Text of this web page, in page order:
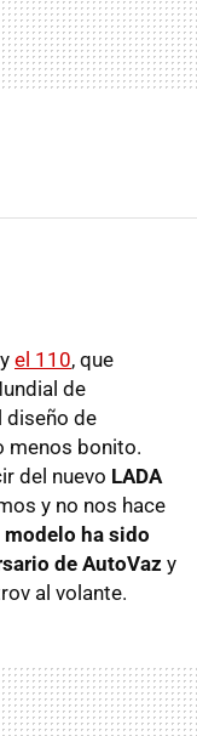
y el 110, que
de
diseño de
menos bonito.
del nuevo LADA
y no nos hace
modelo ha sido
de AutoVaz y
al volante.